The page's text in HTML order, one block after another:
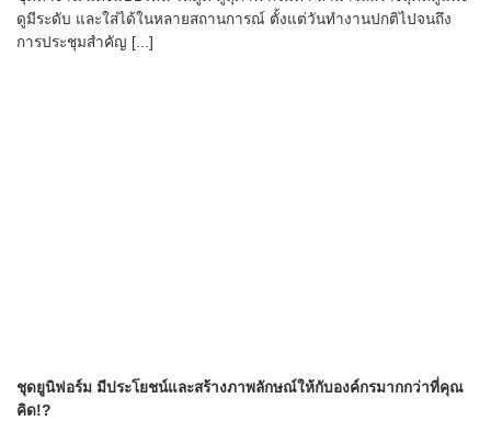
ดูมีระดับ และใส่ได้ในหลายสถานการณ์ ตั้งแต่วันทำงานปกติไปจนถึง
การประชุมสำคัญ [...]
ชุดยูนิฟอร์ม มีประโยชน์และสร้างภาพลักษณ์ให้กับองค์กรมากกว่าที่คุณ
คิด!?